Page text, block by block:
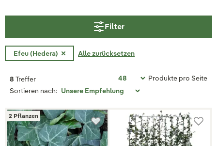
Filter
Efeu (Hedera) Alle zurücksetzen
8 Treffer
Produkte pro Seite
Sortieren nach:
2 Pflanzen